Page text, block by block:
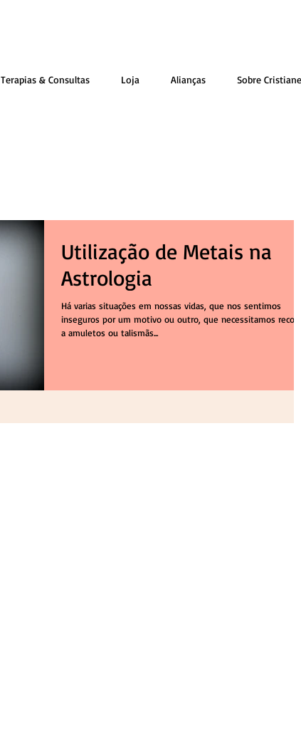
Terapias & Consultas Loja Alianças Sobre
Utilização de Metais na
Astrologia
Há varias situações em nossas vidas, que nos sentimos
inseguros por um motivo ou outro, que necessitamos
a amuletos ou talismãs...